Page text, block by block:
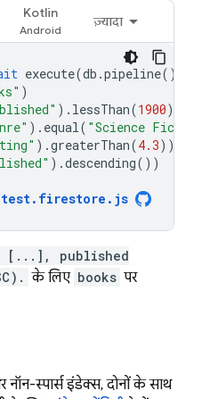
Kotlin
ज़्यादा
execute(db .pipeline()
)
). lessThan(1900))
). equal ( "Science Fiction"
).greaterThan(4.3))
).descending())
test. firestore . js
[...], published
के लिए books पर
नॉन-स्पार्स इंडेक्स, दोनों के साथ